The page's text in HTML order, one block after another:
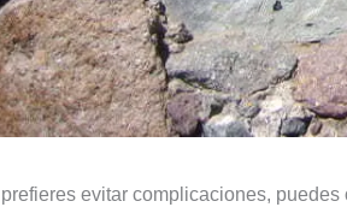
evitar complicaciones,